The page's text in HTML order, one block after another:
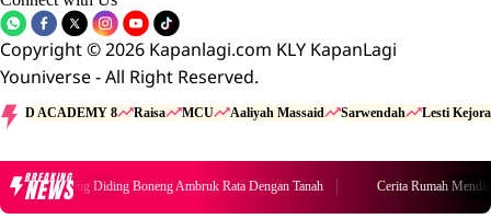
Copyright © 2026 Kapanlagi.com KLY KapanLagi
Youniverse - All Right Reserved.
D ACADEMY 8 Raisa MCU Aaliyah Massaid Sarwendah Lesti Kejora
BREAKING
NEWS
Mendiang Diding Boneng Ambruk Rata Dengan Tanah Cerita Rumah